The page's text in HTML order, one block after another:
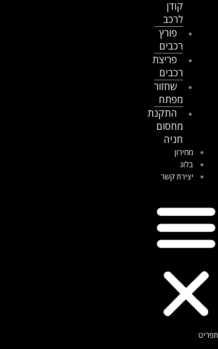
לרכב
פורץ
רכבים
פריצת
רכבים
שחזור
מפתח
התקנת
מחסום
חניה
מחירון
בלוג
יצירת קשר